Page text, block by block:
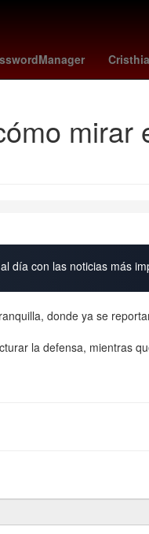
de marzo Rosario
mirar
día con las noticias más
donde ya se
la defensa, mientras